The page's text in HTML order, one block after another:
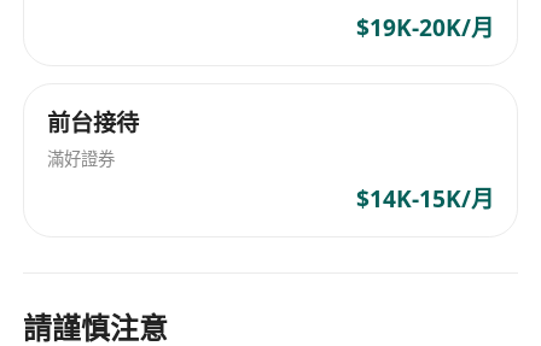
11.享受中国香港和国内两地的公共假期和公司14天
的带薪年假；
4.直接对接国际一流金融资讯和金融资源，快速全
6.公司提供多种季度、年度旅游奖励计划。
$19K-20K/月
前台接待
滿好證券
$14K-15K/月
請謹慎注意